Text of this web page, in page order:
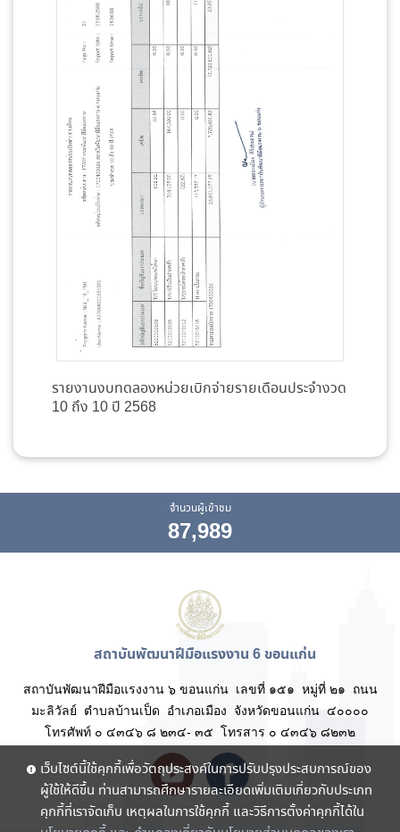
รายงานงบทดลองหน่วยเบิกจ่ายรายเดือนประจำงวด
10 ถึง 10 ปี 2568
จำนวนผู้เข้าชม
87,989
สถาบันพัฒนาฝีมือแรงงาน 6 ขอนแก่น
สถาบันพัฒนาฝีมือแรงงาน ๖ ขอนแก่น เลขที่ ๑๕๑ หมู่ที่ ๒๑ ถนน
มะลิวัลย์ ตำบลบ้านเป็ด อำเภอเมือง จังหวัดขอนแก่น ๔๐๐๐๐
โทรศัพท์ ๐ ๔๓๔๖ ๘ ๒๓๔- ๓๕ โทรสาร ๐ ๔๓๔๖ ๘๒๓๒
เว็บไซต์นี้ใช้คุกกี้เพื่อวัตถุประสงค์ในการปรับปรุงประสบการณ์ของ
ผู้ใช้ให้ดีขึ้น ท่านสามารถศึกษารายละเอียดเพิ่มเติมเกี่ยวกับประเภท
คุกกี้ที่เราจัดเก็บ เหตุผลในการใช้คุกกี้ และวิธีการตั้งค่าคุกกี้ได้ใน